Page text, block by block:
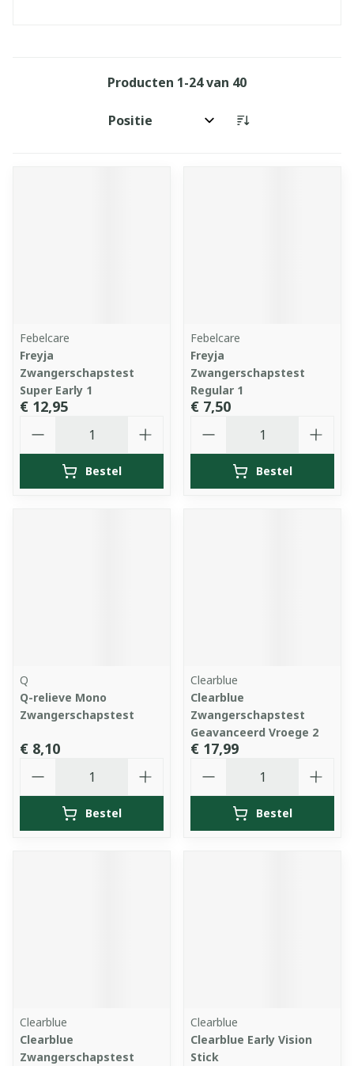
Producten 1-24van 40
Sorteer op:
Febelcare
Freyja
Zwangerschapstest
Super Early 1
€ 12,95
Bestel
Febelcare
Freyja
Zwangerschapstest
Regular 1
€ 7,50
Bestel
Q
Q-relieve Mono
Zwangerschapstest
€ 8,10
Bestel
Clearblue
Clearblue
Zwangerschapstest
Geavanceerd Vroege 2
€ 17,99
Bestel
Clearblue
Clearblue
Zwangerschapstest
Clearblue
Clearblue Early Vision
Stick